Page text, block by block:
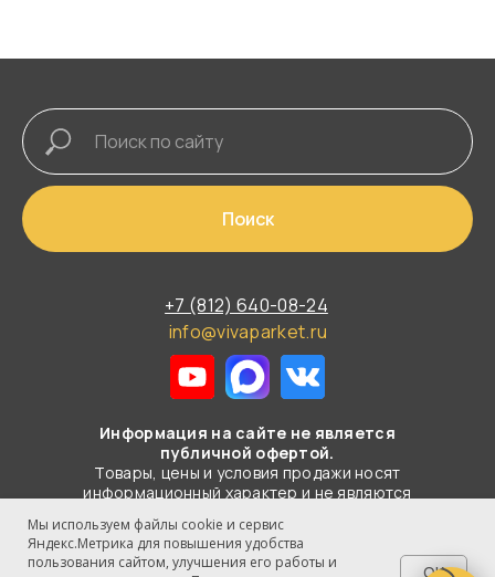
Поиск
Информация на сайте не является
публичной офертой.
Товары, цены и условия продажи носят
информационный характер и не являются
статьи 437 ГК РФ.
© 2003-2026 Все права защищены
info@vivaparket.ru
+7 (812) 640-08-24
Мы используем файлы cookie и сервис
Яндекс.Метрика для повышения удобства
пользования сайтом, улучшения его работы и
OK